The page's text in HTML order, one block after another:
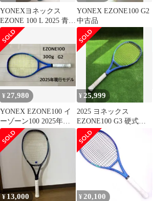
YONEXヨネックス
EZONE 100 L 2025 青
グリップサイズ1
YONEX EZONE100 G2
中古品
¥27,980
‪YONEX EZONE100 イ
ーゾーン100 2025年
¥25,999
2025 ヨネックス
EZONE100 G3 硬式テ
ニスラケット
¥ 13,000 ¥ 20,100